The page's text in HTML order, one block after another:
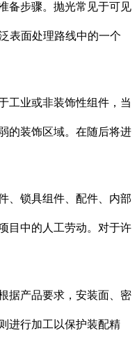
备步骤。抛光常见于可见
表面处理路线中的一个
工业或非装饰性组件，当
的装饰区域。在随后将进
、锁具组件、配件、内部
目中的人工劳动。对于许
据产品要求，安装面、密
进行加工以保护装配精